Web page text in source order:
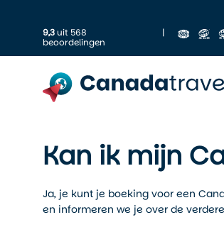
9,3uit 568
beoordelingen
|
Kan ik mijn
Ja, je kunt je boeking voor een
en informeren we je over de